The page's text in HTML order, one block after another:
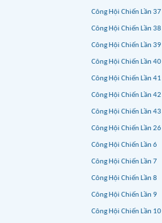
Công Hội Chiến Lần 37
Công Hội Chiến Lần 38
Công Hội Chiến Lần 39
Công Hội Chiến Lần 40
Công Hội Chiến Lần 41
Công Hội Chiến Lần 42
Công Hội Chiến Lần 43
Công Hội Chiến Lần 26
Công Hội Chiến Lần 6
Công Hội Chiến Lần 7
Công Hội Chiến Lần 8
Công Hội Chiến Lần 9
Công Hội Chiến Lần 10